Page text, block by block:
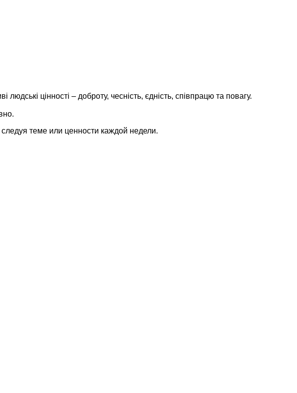
людські цінності – доброту, чесність, єдність, співпрацю та повагу.
.
следуя теме или ценности каждой недели.